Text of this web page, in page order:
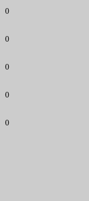
0
0
0
0
0